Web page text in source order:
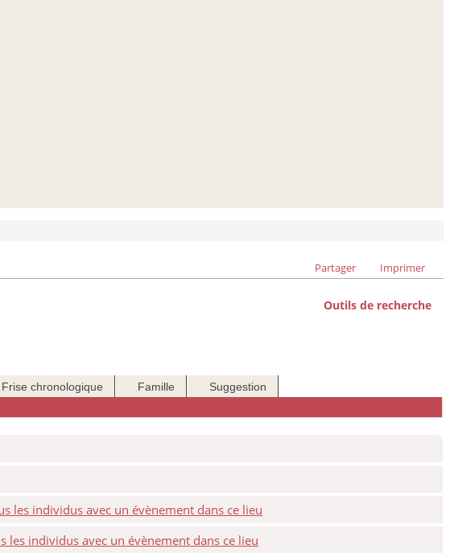
Partager Imprimer
Outils de recherche
Frise chronologique Famille Suggestion